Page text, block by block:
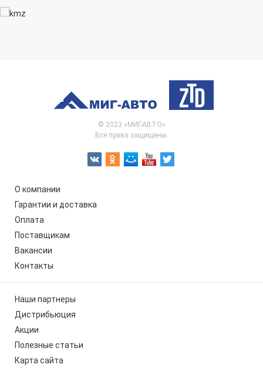
© 2023 «МИГ-АВТО»
Все права защищены.
О компании
Гарантии и доставка
Оплата
Поставщикам
Вакансии
Контакты
Наши партнеры
Дистрибьюция
Акции
Полезные статьи
Карта сайта